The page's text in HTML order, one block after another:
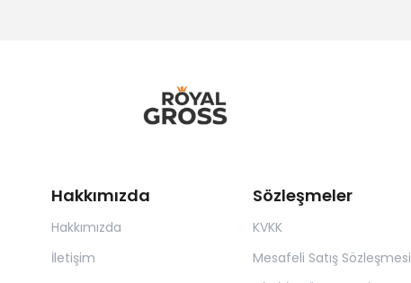
Hakkımızda
Hakkımızda
İletişim
Sözleşmeler
KVKK
Mesafeli Satış Sözleşmesi